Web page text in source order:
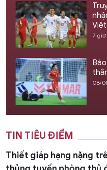
7
08/
TIN TIÊU ĐIỂM
Thiết giáp hạng nặng